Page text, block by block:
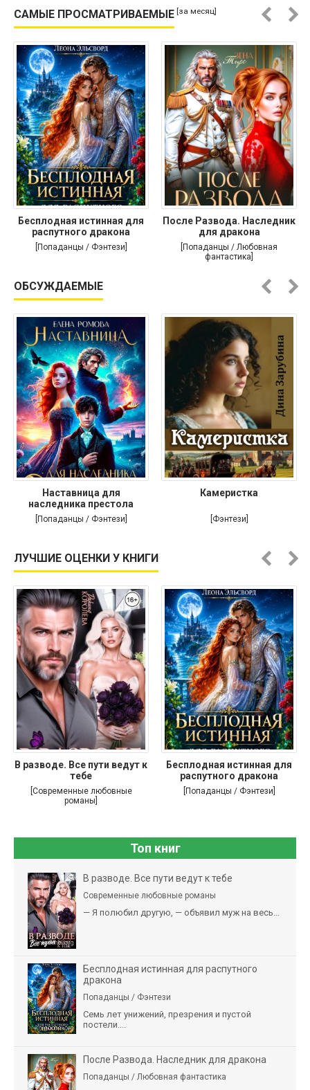
САМЫЕ ПРОСМАТРИВАЕМЫЕ [за месяц]
Бесплодная истинная для
распутного дракона
[Попаданцы / Фэнтези]
После Развода. Наследник
для дракона
[Попаданцы / Любовная
фантастика]
ОБСУЖДАЕМЫЕ
Наставница для
наследника престола
[Попаданцы / Фэнтези]
Камеристка
[Фэнтези]
ЛУЧШИЕ ОЦЕНКИ У КНИГИ
В разводе. Все пути ведут к
тебе
[Современные любовные
романы]
Бесплодная истинная для
распутного дракона
[Попаданцы / Фэнтези]
Топ книг
В разводе. Все пути ведут к тебе
Современные любовные романы
— Я полюбил другую, — объявил муж на весь...
Бесплодная истинная для распутного
дракона
Попаданцы / Фэнтези
Семь лет унижений, презрения и пустой
постели....
После Развода. Наследник для дракона
Попаданцы / Любовная фантастика